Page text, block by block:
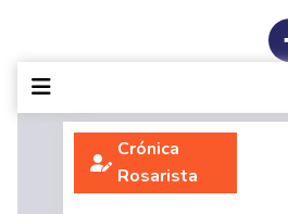
Crónica
Rosarista